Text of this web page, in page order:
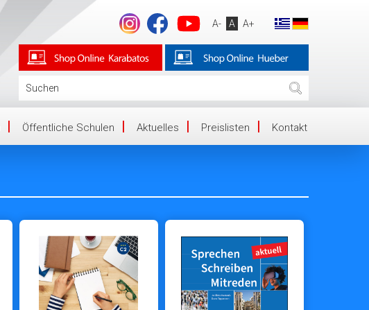
A- A A+
Öffentliche Schulen Aktuelles Preislisten Kontakt